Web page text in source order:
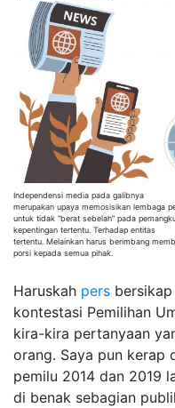
Independensi media pada galibnya
merupakan upaya memosisikan lembaga
untuk tidak “berat sebelah” pada
kepentingan tertentu. Terhadap entitas
tertentu. Melainkan harus berimbang
porsi kepada semua pihak.
Haruskah pers
kontestasi Pemilihan
kira-kira pertanyaan
orang. Saya pun kerap
pemilu 2014 dan 2019
di benak sebagian